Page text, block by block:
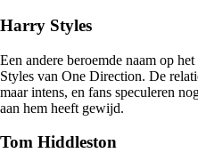
Harry Styles
Een andere beroemde naam op
Styles van One Direction. De
maar intens, en fans speculeren
aan hem heeft gewijd.
Tom Hiddleston